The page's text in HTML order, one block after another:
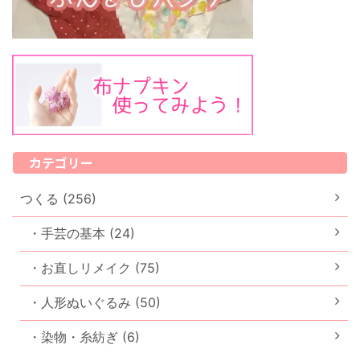
カテゴリー
つくる (256)
・手芸の基本 (24)
・お直しリメイク (75)
・人形ぬいぐるみ (50)
・染物・糸紡ぎ (6)